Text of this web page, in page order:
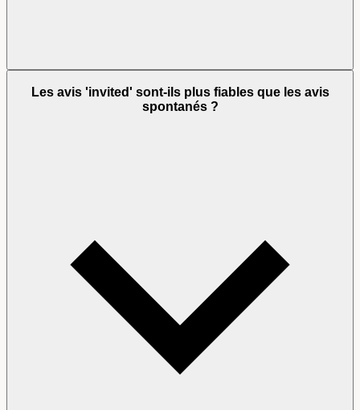
Les avis 'invited' sont-ils plus fiables que les avis
spontanés ?